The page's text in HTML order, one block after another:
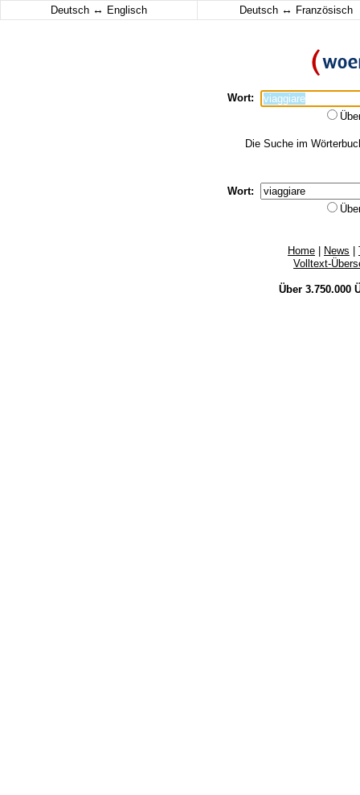
Deutsch ↔ Englisch Deutsch ↔ Französisch
Wort:
Die Suche im
Wort:
Home News
Volltext-
Über 3.750.000